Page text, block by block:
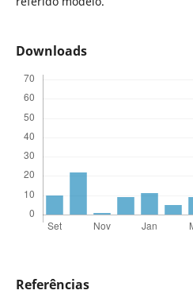
Downloads
Referências